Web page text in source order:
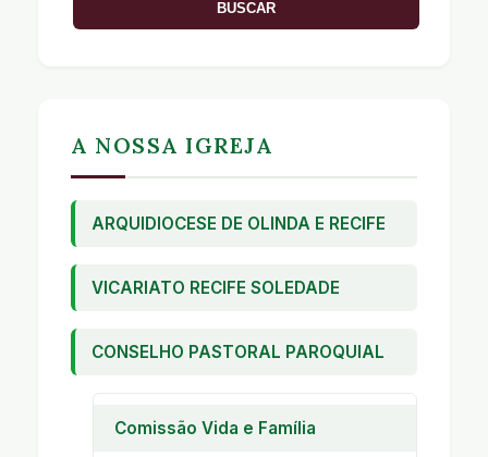
A NOSSA IGREJA
ARQUIDIOCESE DE OLINDA E RECIFE
VICARIATO RECIFE SOLEDADE
CONSELHO PASTORAL PAROQUIAL
Comissão Vida e Família